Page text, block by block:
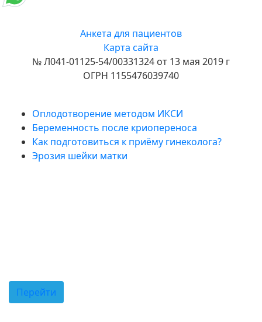
Анкета для пациентов
Карта сайта
№ Л041-01125-54/00331324 от 13 мая 2019 г
ОГРН 1155476039740
Оплодотворение методом ИКСИ
Беременность после криопереноса
Как подготовиться к приёму гинеколога?
Эрозия шейки матки
Перейти